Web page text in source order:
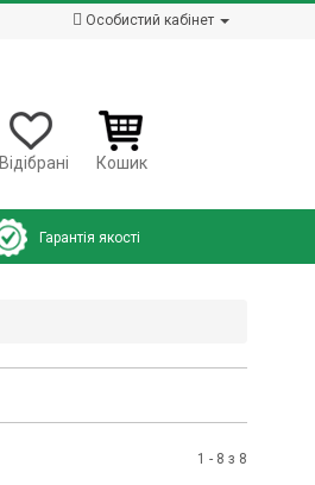
Особистий кабінет
Відібрані Кошик
Гарантія якості
1 - 8 з 8